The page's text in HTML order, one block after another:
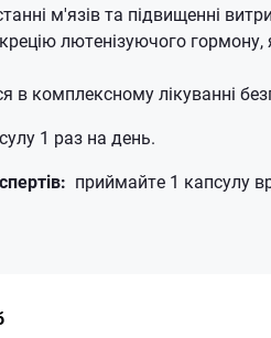
м'язів та підвищенні
лютенізуючого
в комплексному лікуванні
1 раз на день.
приймайте 1 капсулу